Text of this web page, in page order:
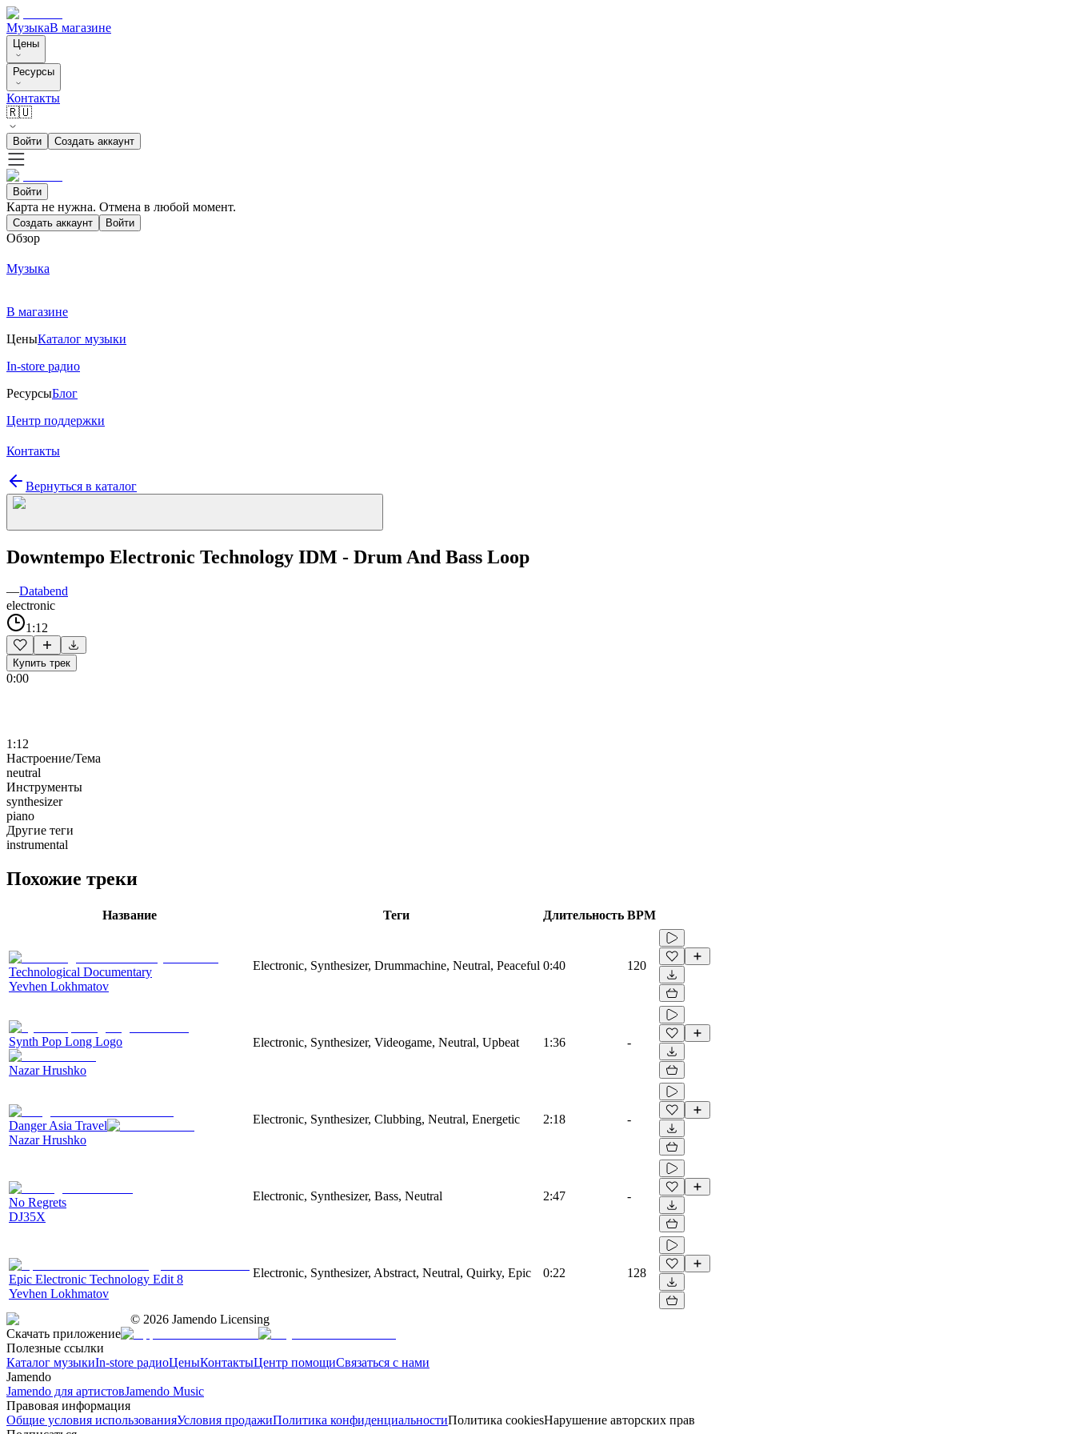
МузыкаВ магазине
Цены
Ресурсы
Контакты
🇷🇺
Войти Создать аккаунт
Войти
Карта не нужна. Отмена в любой момент.
Создать аккаунт Войти
Обзор
Музыка
В магазине
ЦеныКаталог музыки
In-store радио
РесурсыБлог
Центр поддержки
Контакты
Вернуться в каталог
Downtempo Electronic Technology IDM - Drum And Bass Loop
—Databend
electronic
1:12
Купить трек
0:00
1:12
Настроение/Тема
neutral
Инструменты
synthesizer
piano
Другие теги
instrumental
Похожие треки
Название Теги Длительность BPM
Technological Documentary
Yevhen Lokhmatov
Electronic, Synthesizer, Drummachine, Neutral, Peaceful 0:40 120
Synth Pop Long Logo
Nazar Hrushko
Electronic, Synthesizer, Videogame, Neutral, Upbeat 1:36 -
Danger Asia Travel
Nazar Hrushko
Electronic, Synthesizer, Clubbing, Neutral, Energetic 2:18 -
No Regrets
DJ35X
Electronic, Synthesizer, Bass, Neutral 2:47 -
Epic Electronic Technology Edit 8
Yevhen Lokhmatov
Electronic, Synthesizer, Abstract, Neutral, Quirky, Epic 0:22 128
© 2026 Jamendo Licensing
Скачать приложение
Полезные ссылки
Каталог музыкиIn-store радиоЦеныКонтактыЦентр помощиСвязаться с нами
Jamendo
Jamendo для артистовJamendo Music
Правовая информация
Общие условия использованияУсловия продажиПолитика конфиденциальностиПолитика cookiesНарушение авторских прав